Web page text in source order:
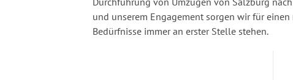
und unserem Engagement sorgen wir für einen
Bedürfnisse immer an erster Stelle stehen.